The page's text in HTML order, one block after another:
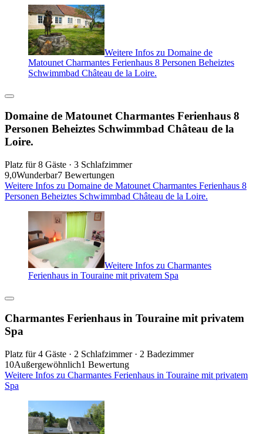
Weitere Infos zu Domaine de
Matounet Charmantes Ferienhaus 8 Personen Beheiztes
Schwimmbad Château de la Loire.
Domaine de Matounet Charmantes Ferienhaus 8
Personen Beheiztes Schwimmbad Château de la
Loire.
Platz für 8 Gäste · 3 Schlafzimmer
9,0Wunderbar7 Bewertungen
Weitere Infos zu Domaine de Matounet Charmantes Ferienhaus 8
Personen Beheiztes Schwimmbad Château de la Loire.
Weitere Infos zu Charmantes
Ferienhaus in Touraine mit privatem Spa
Charmantes Ferienhaus in Touraine mit privatem
Spa
Platz für 4 Gäste · 2 Schlafzimmer · 2 Badezimmer
10Außergewöhnlich1 Bewertung
Weitere Infos zu Charmantes Ferienhaus in Touraine mit privatem
Spa